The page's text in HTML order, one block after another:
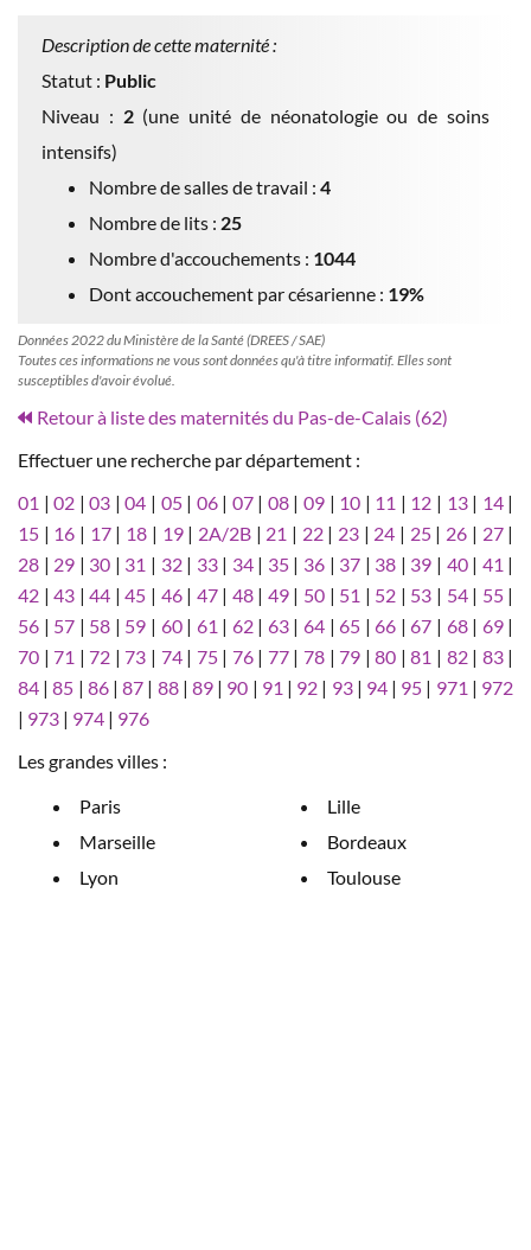
Description de cette maternité :
Statut : Public
Niveau : 2(une unité de néonatologie ou de soins
intensifs)
Nombre de salles de travail : 4
Nombre de lits : 25
Nombre d'accouchements : 1044
Dont accouchement par césarienne : 19%
Données 2022 du Ministère de la Santé (DREES / SAE)
Toutes ces informations ne vous sont données qu'à titre informatif. Elles sont
susceptibles d'avoir évolué.
Retour à liste des maternités du Pas-de-Calais (62)
Effectuer une recherche par département :
01 |02 |03 |04 | 05| 06| 07| 08| 09 | 10 | 11 | 12 | 13| 14|
15 | 16 | 17| 18 | 19| 2A/2B| 21 | 22| 23 | 24 | 25| 26 | 27|
28 | 29 | 30 | 31 | 32| 33| 34| 35| 36 | 37 | 38 | 39 | 40| 41 |
42 |43 |44 |45 | 46| 47| 48| 49| 50 | 51 | 52 | 53 | 54| 55|
56 | 57 | 58 | 59 | 60| 61 | 62| 63| 64 |65 |66 |67 | 68| 69|
70 |71 |72 |73 | 74| 75| 76| 77| 78 |79 |80 |81 | 82| 83|
84 |85 | 86|87 | 88| 89| 90 | 91 | 92 | 93| 94| 95 | 971 | 972
| 973 | 974 | 976
Les grandes villes :
Paris
Marseille
Lyon
Lille
Bordeaux
Toulouse